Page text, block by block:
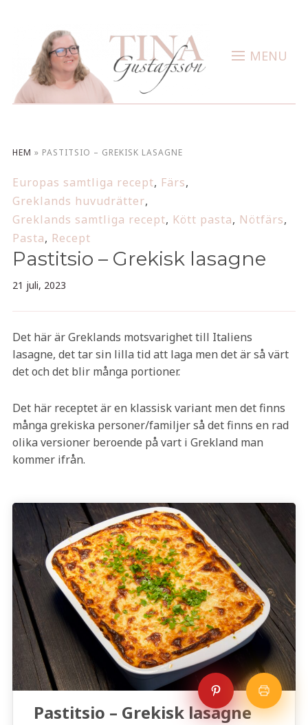
MENU
HEM » PASTITSIO – GREKISK LASAGNE
Europas samtliga recept, Färs,
Greklands huvudrätter,
Greklands samtliga recept, Kött pasta, Nötfärs,
Pasta, Recept
Pastitsio – Grekisk lasagne
21 juli, 2023
Det här är Greklands motsvarighet till Italiens
lasagne, det tar sin lilla tid att laga men det är så värt
det och det blir många portioner.
Det här receptet är en klassisk variant men det finns
många grekiska personer/familjer så det finns en rad
olika versioner beroende på vart i Grekland man
kommer ifrån.
Pastitsio – Grekisk lasagne